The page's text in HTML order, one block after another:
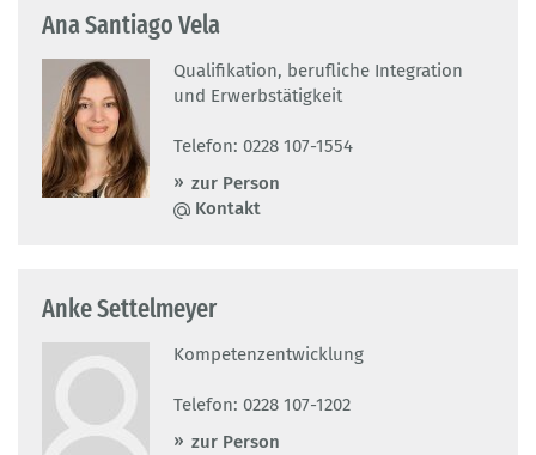
Ana Santiago Vela
Qualifikation, berufliche Integration
und Erwerbstätigkeit
Telefon: 0228 107-1554
zur Person
Kontakt
Anke Settelmeyer
Kompetenzentwicklung
Telefon: 0228 107-1202
zur Person